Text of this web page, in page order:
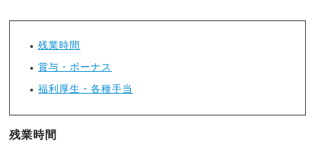
残業時間
賞与・ボーナス
福利厚生・各種手当
残業時間